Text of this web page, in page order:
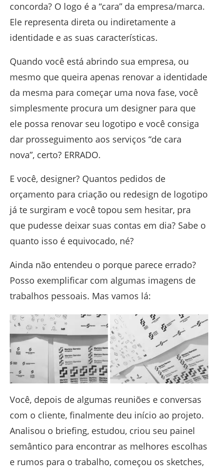
concorda? O logo é a “cara” da empresa/marca.
Ele representa direta ou indiretamente a
identidade e as suas características.
Quando você está abrindo sua empresa, ou
mesmo que queira apenas renovar a identidade
da mesma para começar uma nova fase, você
simplesmente procura um designer para que
ele possa renovar seu logotipo e você consiga
dar prosseguimento aos serviços “de cara
nova”, certo? ERRADO.
E você, designer? Quantos pedidos de
orçamento para criação ou redesign de logotipo
já te surgiram e você topou sem hesitar, pra
que pudesse deixar suas contas em dia? Sabe o
quanto isso é equivocado, né?
Ainda não entendeu o porque parece errado?
Posso exemplificar com algumas imagens de
trabalhos pessoais. Mas vamos lá:
Você, depois de algumas reuniões e conversas
com o cliente, finalmente deu início ao projeto.
Analisou o briefing, estudou, criou seu painel
semântico para encontrar as melhores escolhas
e rumos para o trabalho, começou os sketches,